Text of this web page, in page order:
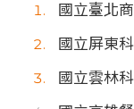
國立臺北
國立屏東
國立雲林